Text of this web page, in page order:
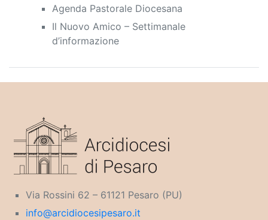
Agenda Pastorale Diocesana
Il Nuovo Amico – Settimanale
d’informazione
Via Rossini 62 – 61121 Pesaro (PU)
info@arcidiocesipesaro.it